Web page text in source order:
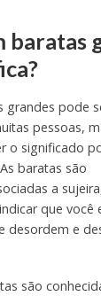
baratas
grandes pode
pessoas,
o significado
baratas são
a
que você
desordem e
são